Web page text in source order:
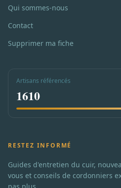
Qui sommes-nous
Contact
Supprimer ma fiche
Artisans référencés
1610
RESTEZ INFORMÉ
Guides d'entretien du cuir,
vous et conseils de cordonniers